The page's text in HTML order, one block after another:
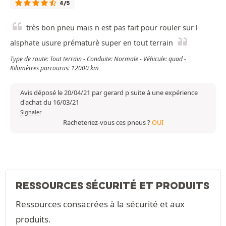
4/5
très bon pneu mais n est pas fait pour rouler sur l
alsphate usure prématurè super en tout terrain
Type de route: Tout terrain - Conduite: Normale - Véhicule: quad -
Kilomètres parcourus: 12000 km
Avis déposé le 20/04/21 par gerard p suite à une expérience
d'achat du 16/03/21
Signaler
Racheteriez-vous ces pneus ?OUI
RESSOURCES SÉCURITÉ ET PRODUITS
Ressources consacrées à la sécurité et aux
produits.